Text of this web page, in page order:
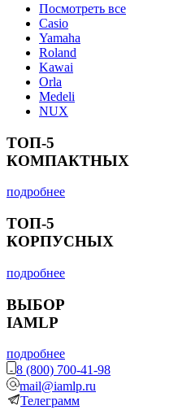
Посмотреть все
Casio
Yamaha
Roland
Kawai
Orla
Medeli
NUX
ТОП-5
КОМПАКТНЫХ
подробнее
ТОП-5
КОРПУСНЫХ
подробнее
ВЫБОР
IAMLP
подробнее
8 (800) 700-41-98
mail@iamlp.ru
Телеграмм